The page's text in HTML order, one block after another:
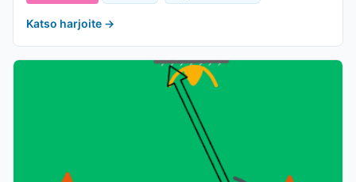
Katso harjoite →